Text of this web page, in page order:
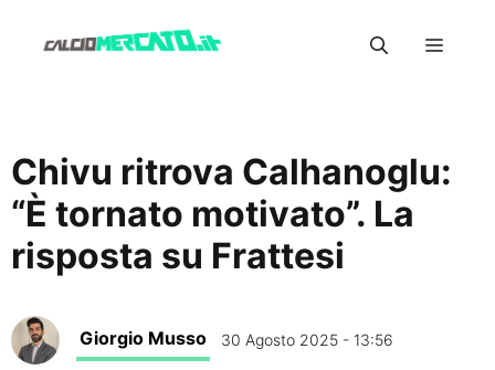
Menu
Chivu ritrova Calhanoglu:
“È tornato motivato”. La
risposta su Frattesi
Giorgio Musso 30 Agosto 2025 - 13:56